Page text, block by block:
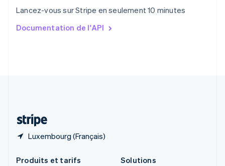
Lancez-vous sur Stripe en seulement 10 minutes
Documentation de l'API
Luxembourg (Français)
English简体中文
English
Produits et tarifs
Solutions